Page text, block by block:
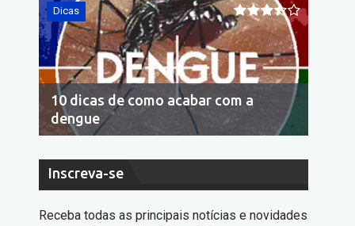
Dicas
10 dicas de como acabar com a
dengue
Inscreva-se
Receba todas as principais notícias e novidades